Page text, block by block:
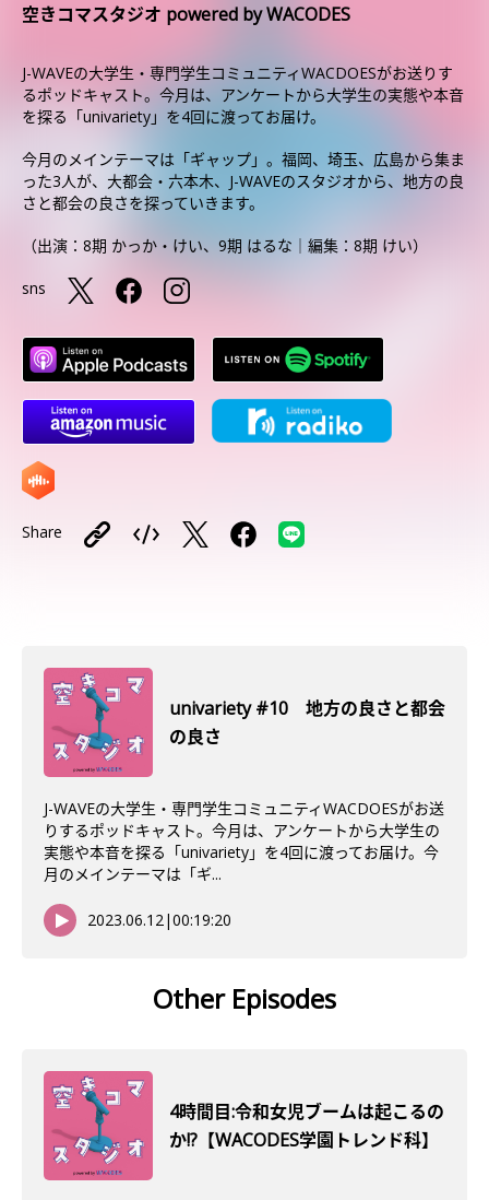
空きコマスタジオ powered by WACODES
J-WAVEの大学生・専門学生コミュニティWACDOESがお送りす
るポッドキャスト。今月は、アンケートから大学生の実態や本音
を探る「univariety」を4回に渡ってお届け。
今月のメインテーマは「ギャップ」。福岡、埼玉、広島から集ま
った3人が、大都会・六本木、J-WAVEのスタジオから、地方の良
さと都会の良さを探っていきます。
（出演：8期 かっか・けい、9期 はるな│編集：8期 けい）
sns
Share
univariety #10 地方の良さと都会
の良さ
J-WAVEの大学生・専門学生コミュニティWACDOESがお送
りするポッドキャスト。今月は、アンケートから大学生の
実態や本音を探る「univariety」を4回に渡ってお届け。今
月のメインテーマは「ギ...
2023.06.12|00:19:20
Other Episodes
4時間目:令和女児ブームは起こるの
か!?【WACODES学園トレンド科】